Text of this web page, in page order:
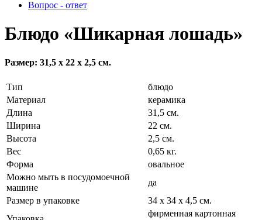
Вопрос - ответ
Блюдо «Шикарная лошадь»
Размер: 31,5 х 22 х 2,5 см.
Тип
блюдо
Материал
керамика
Длина
31,5 см.
Ширина
22 см.
Высота
2,5 см.
Вес
0,65 кг.
Форма
овальное
Можно мыть в посудомоечной
машине
да
Размер в упаковке
34 х 34 х 4,5 см.
фирменная картонная